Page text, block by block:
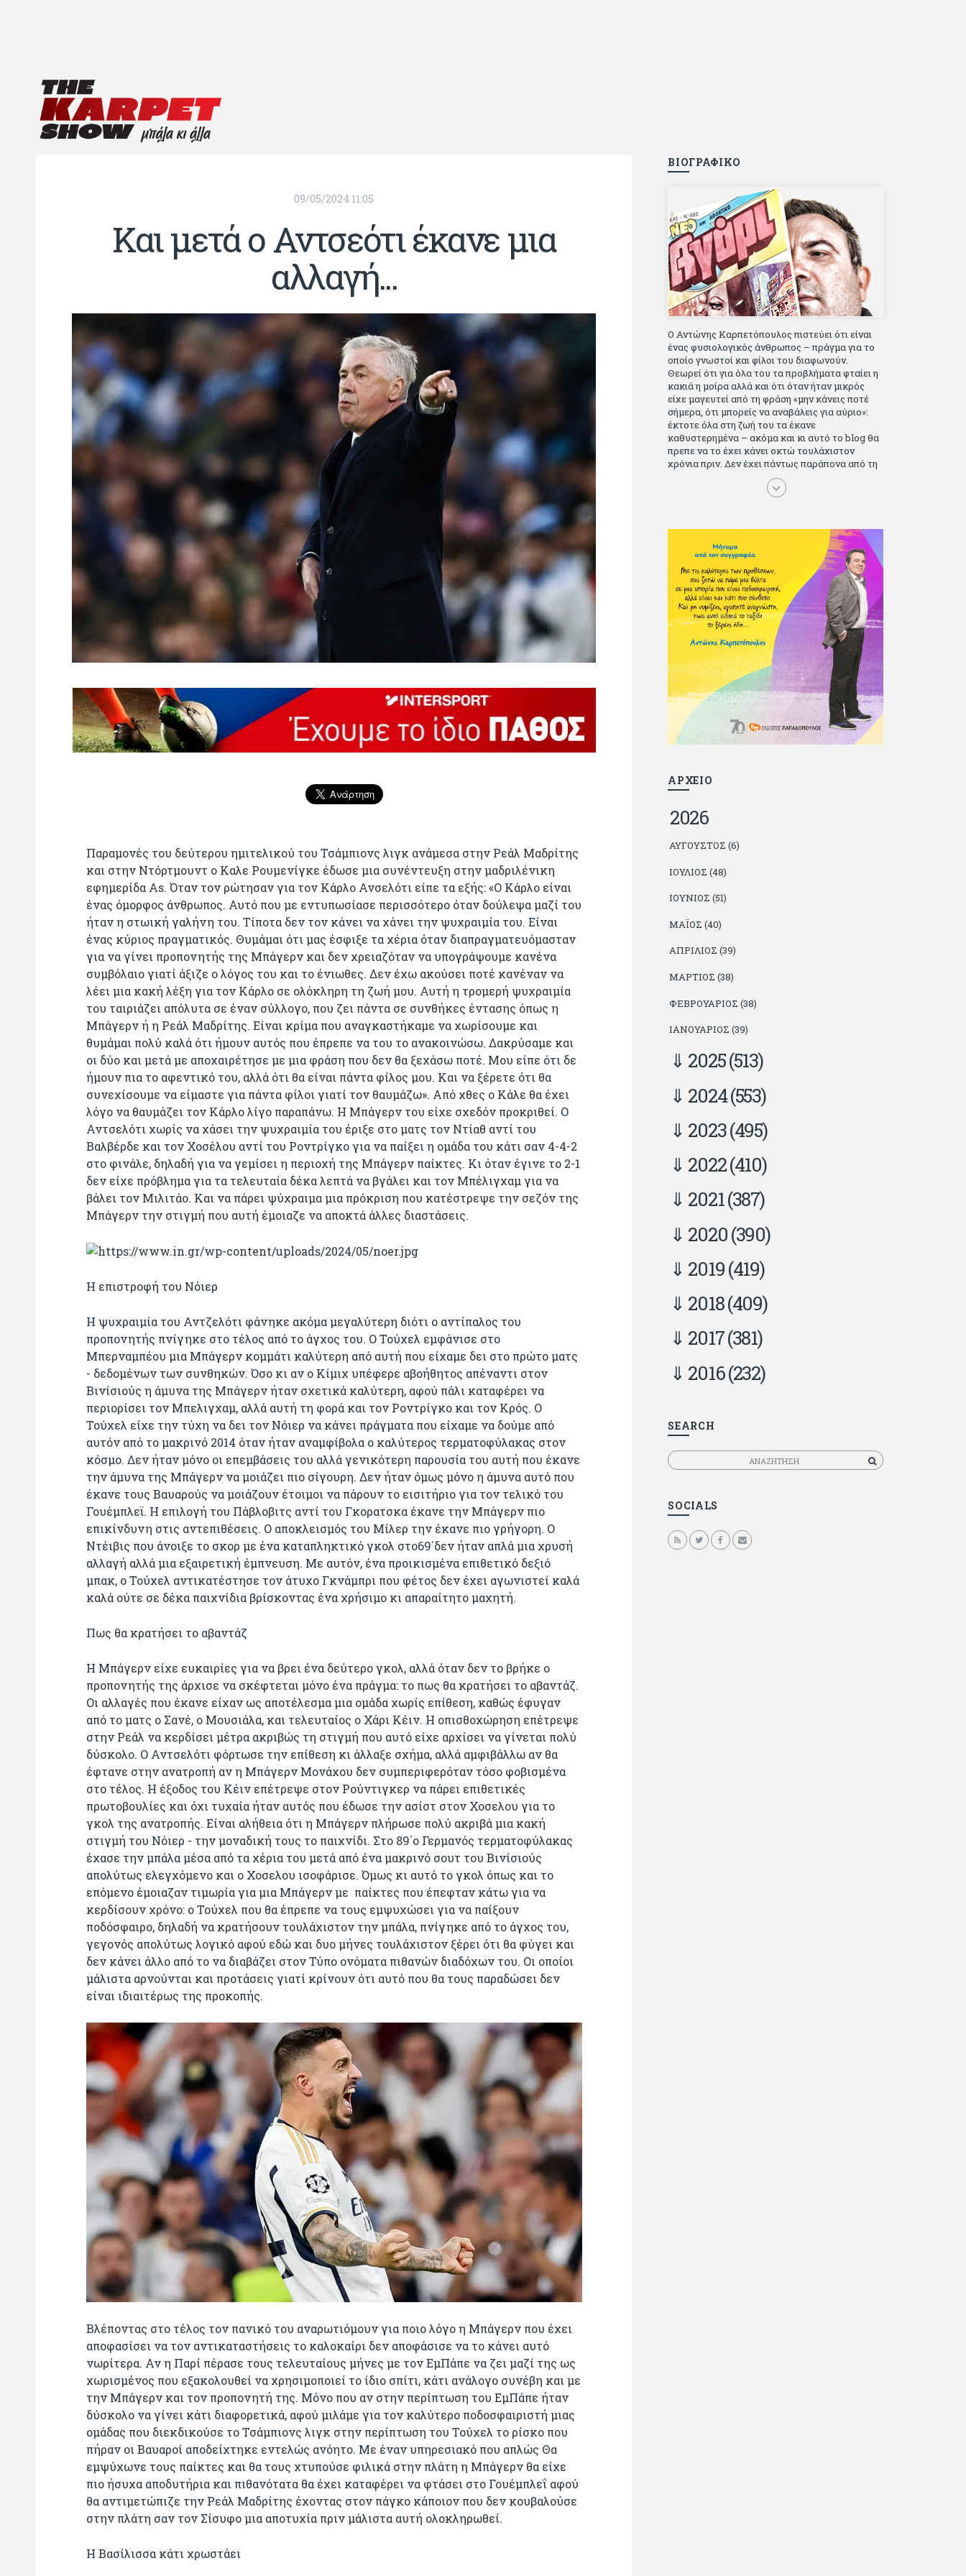
09/05/2024 11:05
Και μετά ο Αντσεότι έκανε μια
αλλαγή...
Παραμονές του δεύτερου ημιτελικού του Τσάμπιονς λιγκ ανάμεσα στην Ρεάλ Μαδρίτης
και στην Ντόρτμουντ ο Καλε Ρουμενίγκε έδωσε μια συνέντευξη στην μαδριλένικη
εφημερίδα Αs. Όταν τον ρώτησαν για τον Κάρλο Ανσελότι είπε τα εξής: «Ο Κάρλο είναι
ένας όμορφος άνθρωπος. Αυτό που με εντυπωσίασε περισσότερο όταν δούλεψα μαζί του
ήταν η στωική γαλήνη του. Τίποτα δεν τον κάνει να χάνει την ψυχραιμία του. Είναι
ένας κύριος πραγματικός. Θυμάμαι ότι μας έσφιξε τα χέρια όταν διαπραγματευόμασταν
για να γίνει προπονητής της Μπάγερν και δεν χρειαζόταν να υπογράψουμε κανένα
συμβόλαιο γιατί άξιζε ο λόγος του και το ένιωθες. Δεν έχω ακούσει ποτέ κανέναν να
λέει μια κακή λέξη για τον Κάρλο σε ολόκληρη τη ζωή μου. Αυτή η τρομερή ψυχραιμία
του ταιριάζει απόλυτα σε έναν σύλλογο, που ζει πάντα σε συνθήκες έντασης όπως η
Μπάγερν ή η Ρεάλ Μαδρίτης. Είναι κρίμα που αναγκαστήκαμε να χωρίσουμε και
θυμάμαι πολύ καλά ότι ήμουν αυτός που έπρεπε να του το ανακοινώσω. Δακρύσαμε και
οι δύο και μετά με αποχαιρέτησε με μια φράση που δεν θα ξεχάσω ποτέ. Μου είπε ότι δε
ήμουν πια το αφεντικό του, αλλά ότι θα είναι πάντα φίλος μου. Και να ξέρετε ότι θα
συνεχίσουμε να είμαστε για πάντα φίλοι γιατί τον θαυμάζω». Από χθες ο Κάλε θα έχει
λόγο να θαυμάζει τον Κάρλο λίγο παραπάνω. Η Μπάγερν του είχε σχεδόν προκριθεί. Ο
Αντσελότι χωρίς να χάσει την ψυχραιμία του έριξε στο ματς τον Ντίαθ αντί του
Βαλβέρδε και τον Χοσέλου αντί του Ροντρίγκο για να παίξει η ομάδα του κάτι σαν 4-4-2
στο φινάλε, δηλαδή για να γεμίσει η περιοχή της Μπάγερν παίκτες. Κι όταν έγινε το 2-1
δεν είχε πρόβλημα για τα τελευταία δέκα λεπτά να βγάλει και τον Μπέλιγχαμ για να
βάλει τον Μιλιτάο. Και να πάρει ψύχραιμα μια πρόκριση που κατέστρεψε την σεζόν της
Μπάγερν την στιγμή που αυτή έμοιαζε να αποκτά άλλες διαστάσεις.
Η επιστροφή του Νόιερ
Η ψυχραιμία του Αντζελότι φάνηκε ακόμα μεγαλύτερη διότι ο αντίπαλος του
προπονητής πνίγηκε στο τέλος από το άγχος του. Ο Τούχελ εμφάνισε στο
Μπερναμπέου μια Μπάγερν κομμάτι καλύτερη από αυτή που είχαμε δει στο πρώτο ματς
- δεδομένων των συνθηκών. Όσο κι αν ο Κίμιχ υπέφερε αβοήθητος απέναντι στον
Βινίσιούς η άμυνα της Μπάγερν ήταν σχετικά καλύτερη, αφού πάλι καταφέρει να
περιορίσει τον Μπελιγχαμ, αλλά αυτή τη φορά και τον Ροντρίγκο και τον Κρός. Ο
Τούχελ είχε την τύχη να δει τον Νόιερ να κάνει πράγματα που είχαμε να δούμε από
αυτόν από το μακρινό 2014 όταν ήταν αναμφίβολα ο καλύτερος τερματοφύλακας στον
κόσμο. Δεν ήταν μόνο οι επεμβάσεις του αλλά γενικότερη παρουσία του αυτή που έκανε
την άμυνα της Μπάγερν να μοιάζει πιο σίγουρη. Δεν ήταν όμως μόνο η άμυνα αυτό που
έκανε τους Βαυαρούς να μοιάζουν έτοιμοι να πάρουν το εισιτήριο για τον τελικό του
Γουέμπλεϊ. Η επιλογή του Πάβλοβιτς αντί του Γκορατσκα έκανε την Μπάγερν πιο
επικίνδυνη στις αντεπιθέσεις. Ο αποκλεισμός του Μίλερ την έκανε πιο γρήγορη. Ο
Ντέιβις που άνοιξε το σκορ με ένα καταπληκτικό γκολ στο69΄δεν ήταν απλά μια χρυσή
αλλαγή αλλά μια εξαιρετική έμπνευση. Με αυτόν, ένα προικισμένα επιθετικό δεξιό
μπακ, ο Τούχελ αντικατέστησε τον άτυχο Γκνάμπρι που φέτος δεν έχει αγωνιστεί καλά
καλά ούτε σε δέκα παιχνίδια βρίσκοντας ένα χρήσιμο κι απαραίτητο μαχητή.
Πως θα κρατήσει το αβαντάζ
Η Μπάγερν είχε ευκαιρίες για να βρει ένα δεύτερο γκολ, αλλά όταν δεν το βρήκε ο
προπονητής της άρχισε να σκέφτεται μόνο ένα πράγμα: το πως θα κρατήσει το αβαντάζ.
Οι αλλαγές που έκανε είχαν ως αποτέλεσμα μια ομάδα χωρίς επίθεση, καθώς έφυγαν
από το ματς ο Σανέ, ο Μουσιάλα, και τελευταίος ο Χάρι Κέιν. Η οπισθοχώρηση επέτρεψε
στην Ρεάλ να κερδίσει μέτρα ακριβώς τη στιγμή που αυτό είχε αρχίσει να γίνεται πολύ
δύσκολο. Ο Αντσελότι φόρτωσε την επίθεση κι άλλαξε σχήμα, αλλά αμφιβάλλω αν θα
έφτανε στην ανατροπή αν η Μπάγερν Μονάχου δεν συμπεριφερόταν τόσο φοβισμένα
στο τέλος. Η έξοδος του Κέιν επέτρεψε στον Ρούντιγκερ να πάρει επιθετικές
πρωτοβουλίες και όχι τυχαία ήταν αυτός που έδωσε την ασίστ στον Χοσελου για το
γκολ της ανατροπής. Είναι αλήθεια ότι η Μπάγερν πλήρωσε πολύ ακριβά μια κακή
στιγμή του Νόιερ - την μοναδική τους το παιχνίδι. Στο 89΄ο Γερμανός τερματοφύλακας
έχασε την μπάλα μέσα από τα χέρια του μετά από ένα μακρινό σουτ του Βινίσιούς
απολύτως ελεγχόμενο και ο Χοσελου ισοφάρισε. Όμως κι αυτό το γκολ όπως και το
επόμενο έμοιαζαν τιμωρία για μια Μπάγερν με παίκτες που έπεφταν κάτω για να
κερδίσουν χρόνο: ο Τούχελ που θα έπρεπε να τους εμψυχώσει για να παίξουν
ποδόσφαιρο, δηλαδή να κρατήσουν τουλάχιστον την μπάλα, πνίγηκε από το άγχος του,
γεγονός απολύτως λογικό αφού εδώ και δυο μήνες τουλάχιστον ξέρει ότι θα φύγει και
δεν κάνει άλλο από το να διαβάζει στον Τύπο ονόματα πιθανών διαδόχων του. Οι οποίοι
μάλιστα αρνούνται και προτάσεις γιατί κρίνουν ότι αυτό που θα τους παραδώσει δεν
είναι ιδιαιτέρως της προκοπής.
Βλέποντας στο τέλος τον πανικό του αναρωτιόμουν για ποιο λόγο η Μπάγερν που έχει
αποφασίσει να τον αντικαταστήσεις το καλοκαίρι δεν αποφάσισε να το κάνει αυτό
νωρίτερα. Αν η Παρί πέρασε τους τελευταίους μήνες με τον ΕμΠάπε να ζει μαζί της ως
χωρισμένος που εξακολουθεί να χρησιμοποιεί το ίδιο σπίτι, κάτι ανάλογο συνέβη και με
την Μπάγερν και τον προπονητή της. Μόνο που αν στην περίπτωση του ΕμΠάπε ήταν
δύσκολο να γίνει κάτι διαφορετικά, αφού μιλάμε για τον καλύτερο ποδοσφαιριστή μιας
ομάδας που διεκδικούσε το Τσάμπιονς λιγκ στην περίπτωση του Τούχελ το ρίσκο που
πήραν οι Βαυαροί αποδείχτηκε εντελώς ανόητο. Με έναν υπηρεσιακό που απλώς Θα
εμψύχωνε τους παίκτες και θα τους χτυπούσε φιλικά στην πλάτη η Μπάγερν θα είχε
πιο ήσυχα αποδυτήρια και πιθανότατα θα έχει καταφέρει να φτάσει στο Γουέμπλεΐ αφού
θα αντιμετώπιζε την Ρεάλ Μαδρίτης έχοντας στον πάγκο κάποιον που δεν κουβαλούσε
στην πλάτη σαν τον Σίσυφο μια αποτυχία πριν μάλιστα αυτή ολοκληρωθεί.
Η Βασίλισσα κάτι χρωστάει
ΒΙΟΓΡΑΦΙΚΟ
Ο Αντώνης Καρπετόπουλος πιστεύει ότι είναι
ένας φυσιολογικός άνθρωπος – πράγμα για το
οποίο γνωστοί και φίλοι του διαφωνούν.
Θεωρεί ότι για όλα του τα προβλήματα φταίει η
κακιά η μοίρα αλλά και ότι όταν ήταν μικρός
είχε μαγευτεί από τη φράση «μην κάνεις ποτέ
σήμερα, ότι μπορείς να αναβάλεις για αύριο»:
έκτοτε όλα στη ζωή του τα έκανε
καθυστερημένα – ακόμα και κι αυτό το blog θα
πρεπε να το έχει κάνει οκτώ τουλάχιστον
χρόνια πριν. Δεν έχει πάντως παράπονα από τη
ζωή του, ούτε και απωθημένα. Πέρασε ωραία
παιδικά χρόνια διαβάζοντας πολλά και σοβαρά
αρκετό Ιούλιο Βέρν πριν τον κερδίσουν τα
αστυνομικά), απέκτησε τους σωστούς φίλους
κυρίως γιατί του άρεσε να κάνει παρέα με
μεγαλύτερους. Μεγαλώνοντας σπούδασε, έζησε
πολύ στο εξωτερικό, είδε εκατοντάδες ταινίες
κι έγραφε και στο περιοδικό Σινεμά, είχε
κάποιες αισθηματικές περιπέτειες που
σκόρπισαν γέλιο στους φίλους του - αν όχι και
στον ίδιο. Πήγε στρατό κανονικά στα σύνορα
και διατήρησε μια καλή σχέση με την οικογένεια
του, την οποία αισθάνεται πως διάφορες φορές
έφερε σε δύσκολη θέση. Κείμενο με την
υπογραφή του πρωτοδημοσιεύτηκε στο
Φίλαθλο το 1992. Επέστρεψε οριστικά στην
Ελλάδα το 1998, δούλεψε για πολλούς (αφού
δυσκολεύεται να πει όχι), και κάποιοι, αν όχι και
όλοι, τον πλήρωσαν κι έμειναν και
ευχαριστημένοι από τη συνεργασία. Σήμερα
κλείσει εικοσαετία) και στη Sportday. Επαίρεται
ότι λίγοι έχουν δει περισσότερο ποδόσφαιρο
γιατί είναι μέλος της γενιάς που απόλαυσε τους
μεγαλύτερους σε όλα τα σπορ. Δεν είναι
παντρεμένος, αλλά θαυμάζει όσους βρίσκουν το
κουράγιο να το κάνουν. Αντίθετα από πολλούς
φίλους του δεν πληρώνει διατροφές. Ελπίζει ότι
δεν έχει παιδιά. Απειλεί ότι θα γράφει όσο
υπάρχουν άνθρωποι που τον διαβάζουν, είτε
συμφωνώντας είτε διαφωνώντας.
ΑΡΧΕΙΟ
2026
ΑΎΓΟΥΣΤΟΣ (6)
ΙΟΎΛΙΟΣ (48)
ΙΟΎΝΙΟΣ (51)
ΜΆΙΟΣ (40)
ΑΠΡΊΛΙΟΣ (39)
ΜΆΡΤΙΟΣ (38)
ΦΕΒΡΟΥΆΡΙΟΣ (38)
ΙΑΝΟΥΆΡΙΟΣ (39)
2025(513)
2024(553)
2023(495)
2022(410)
2021(387)
2020(390)
2019(419)
2018(409)
2017(381)
2016(232)
SEARCH
Αναζητηση
SOCIALS